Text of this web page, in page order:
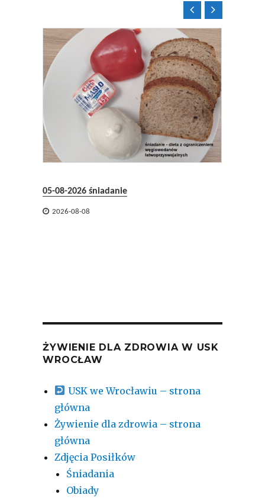

05-08-2026 śniadanie
 2026-08-08

ŻYWIENIE DLA ZDROWIA W USK
WROCŁAW
USK we Wrocławiu – strona
główna
Żywienie dla zdrowia – strona
główna
Zdjęcia Posiłków
Śniadania
Obiady